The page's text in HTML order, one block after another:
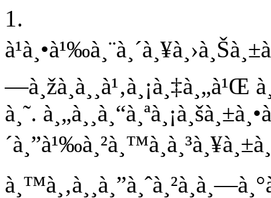
1.
—à¸žà¸­à¸¸à¹‚à¸¡à¸‡à¸„à¹Œ
à¸˜.